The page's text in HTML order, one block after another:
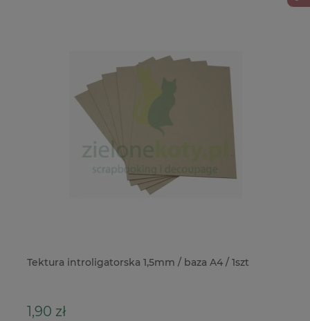
Tektura introligatorska 1,5mm / baza A4 / 1szt
1,90 zł